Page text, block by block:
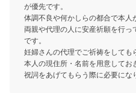
が優先です。
体調不良や何かしらの都合で本人
両親や代理の人に安産祈願を行っ
です。
妊婦さんの代理でご祈祷をしても
本人の現住所・名前を用意してお
祝詞をあげてもらう際に必要にな